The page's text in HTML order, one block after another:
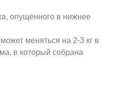
опущенного в нижнее
меняться на 2-3 кг в
в который собрана